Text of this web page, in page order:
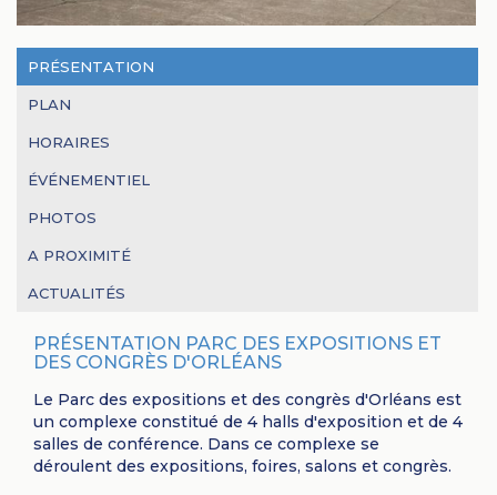
PRÉSENTATION
PLAN
HORAIRES
ÉVÉNEMENTIEL
PHOTOS
A PROXIMITÉ
ACTUALITÉS
PRÉSENTATION PARC DES EXPOSITIONS ET
DES CONGRÈS D'ORLÉANS
Le Parc des expositions et des congrès d'Orléans est
un complexe constitué de 4 halls d'exposition et de 4
salles de conférence. Dans ce complexe se
déroulent des expositions, foires, salons et congrès.